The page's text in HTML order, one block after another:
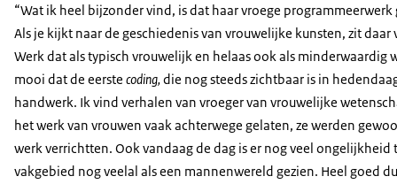
“Wat ik heel bijzonder vind, is dat haar vroege
Als je kijkt naar de geschiedenis van vrouwelijke kunsten, zit
Werk dat als typisch vrouwelijk en helaas ook als
mooi dat de eerste coding,die nog steeds zichtbaar is in
handwerk. Ik vind verhalen van vroeger van vrouwelijke
het werk van vrouwen vaak achterwege gelaten, ze werden
werk verrichtten. Ook vandaag de dag is er nog veel
vakgebied nog veelal als een mannenwereld gezien. Heel goed